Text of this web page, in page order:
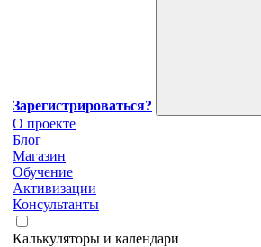
Зарегистрироваться?
О проекте
Блог
Магазин
Обучение
Активизации
Консультанты
Калькуляторы и календари